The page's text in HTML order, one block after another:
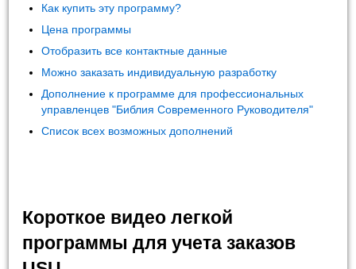
Как купить эту программу?
Цена программы
Отобразить все контактные данные
Можно заказать индивидуальную разработку
Дополнение к программе для профессиональных
управленцев "Библия Современного Руководителя"
Список всех возможных дополнений
Короткое видео легкой
программы для учета заказов